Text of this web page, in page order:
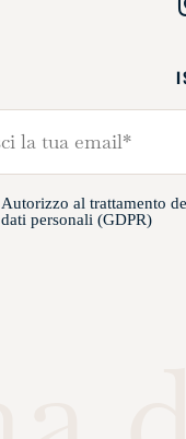
Autorizzo al trattamento
dati personali (GDPR)